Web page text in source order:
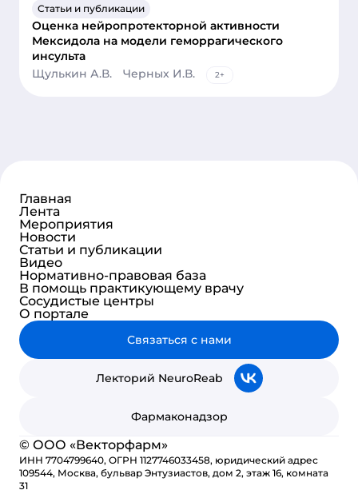
Статьи и публикации
Оценка нейропротекторной активности
Мексидола на модели геморрагического
инсульта
Щулькин А.В.
Черных И.В. 2+
Главная
Лента
Мероприятия
Новости
Статьи и публикации
Видео
Нормативно-правовая база
В помощь практикующему врачу
Сосудистые центры
О портале
Связаться с нами
Лекторий NeuroReab
Фармаконадзор
© ООО «Векторфарм»
ИНН 7704799640, ОГРН 1127746033458, юридический адрес
109544, Москва, бульвар Энтузиастов, дом 2, этаж 16, комната
31